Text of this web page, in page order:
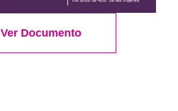
Ver Documento